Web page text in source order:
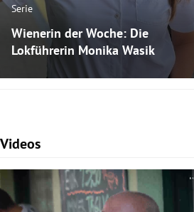
Serie
Wienerin der Woche: Die
Lokführerin Monika Wasik
Videos
Slide 1 von 7